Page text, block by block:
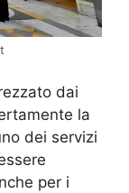
dai
la
dei servizi
per i